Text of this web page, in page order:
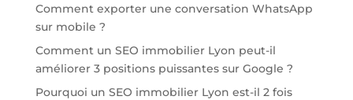
Comment exporter une conversation WhatsApp
sur mobile ?
Comment un SEO immobilier Lyon peut-il
améliorer 3 positions puissantes sur Google ?
Pourquoi un SEO immobilier Lyon est-il 2 fois